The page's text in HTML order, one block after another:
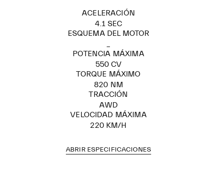
ACELERACIÓN
4.1 SEC
ESQUEMA DEL MOTOR
POTENCIA MÁXIMA
550 CV
TORQUE MÁXIMO
820 NM
TRACCIÓN
AWD
VELOCIDAD MÁXIMA
220 KM/H
ABRIR ESPECIFICACIONES